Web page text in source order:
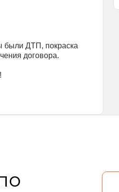
были ДТП, покраска
договора.